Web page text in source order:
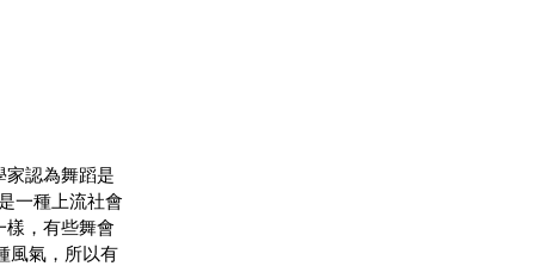
家認為舞蹈是
一種上流社會
，有些舞會
風氣，所以有